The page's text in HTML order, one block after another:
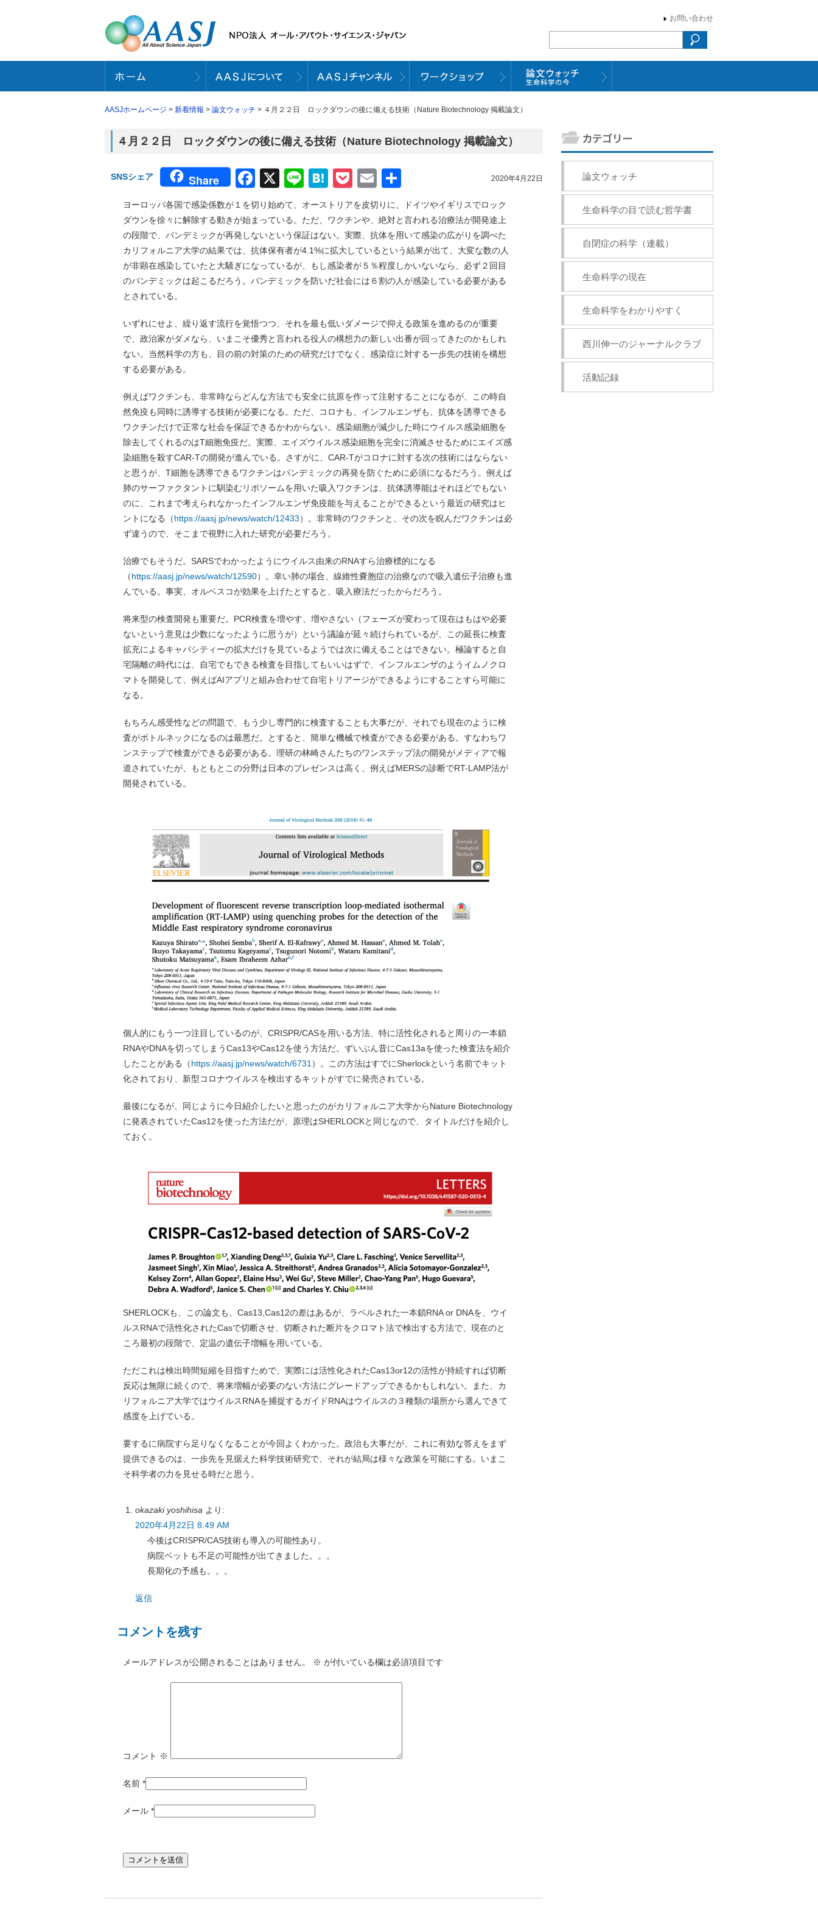
お問い合わせ
AASJホームページ > 新着情報 > 論文ウォッチ > ４月２２日 ロックダウンの後に備える技術（Nature Biotechnology 掲載論文）
４月２２日 ロックダウンの後に備える技術（Nature Biotechnology 掲載論文）
2020年4月22日
SNSシェア Share Facebook
X LineHatena
Pocket
Email
有
ヨーロッパ各国で感染係数が１を切り始めて、オーストリアを皮切りに、ドイツやイギリスでロック
ダウンを徐々に解除する動きが始まっている。ただ、ワクチンや、絶対と言われる治療法が開発途上
の段階で、パンデミックが再発しないという保証はない。実際、抗体を用いて感染の広がりを調べた
カリフォルニア大学の結果では、抗体保有者が4.1%に拡大しているという結果が出て、大変な数の人
が非顕在感染していたと大騒ぎになっているが、もし感染者が５％程度しかいないなら、必ず２回目
のパンデミックは起こるだろう。パンデミックを防いだ社会には６割の人が感染している必要がある
とされている。
いずれにせよ、繰り返す流行を覚悟つつ、それを最も低いダメージで抑える政策を進めるのが重要
で、政治家がダメなら、いまこそ優秀と言われる役人の構想力の新しい出番が回ってきたのかもしれ
ない。当然科学の方も、目の前の対策のための研究だけでなく、感染症に対する一歩先の技術を構想
する必要がある。
例えばワクチンも、非常時ならどんな方法でも安全に抗原を作って注射することになるが、この時自
然免疫も同時に誘導する技術が必要になる。ただ、コロナも、インフルエンザも、抗体を誘導できる
ワクチンだけで正常な社会を保証できるかわからない。感染細胞が減少した時にウイルス感染細胞を
除去してくれるのはT細胞免疫だ。実際、エイズウイルス感染細胞を完全に消滅させるためにエイズ感
染細胞を殺すCAR-Tの開発が進んでいる。さすがに、CAR-Tがコロナに対する次の技術にはならない
と思うが、T細胞を誘導できるワクチンはパンデミックの再発を防ぐために必須になるだろう。例えば
肺のサーファクタントに馴染むリポソームを用いた吸入ワクチンは、抗体誘導能はそれほどでもない
のに、これまで考えられなかったインフルエンザ免疫能を与えることができるという最近の研究はヒ
ントになる（https://aasj.jp/news/watch/12433）。非常時のワクチンと、その次を睨んだワクチンは必
ず違うので、そこまで視野に入れた研究が必要だろう。
治療でもそうだ。SARSでわかったようにウイルス由来のRNAすら治療標的になる
（https://aasj.jp/news/watch/12590）。幸い肺の場合、線維性嚢胞症の治療なので吸入遺伝子治療も進
んでいる。事実、オルベスコが効果を上げたとすると、吸入療法だったからだろう。
将来型の検査開発も重要だ。PCR検査を増やす、増やさない（フェーズが変わって現在はもはや必要
ないという意見は少数になったように思うが）という議論が延々続けられているが、この延長に検査
拡充によるキャパシティーの拡大だけを見ているようでは次に備えることはできない。極論すると自
宅隔離の時代には、自宅でもできる検査を目指してもいいはずで、インフルエンザのようイムノクロ
マトを開発して、例えばAIアプリと組み合わせて自宅トリアージができるようにすることすら可能に
なる。
もちろん感受性などの問題で、もう少し専門的に検査することも大事だが、それでも現在のように検
査がボトルネックになるのは最悪だ。とすると、簡単な機械で検査ができる必要がある。すなわちワ
ンステップで検査ができる必要がある。理研の林崎さんたちのワンステップ法の開発がメディアで報
道されていたが、もともとこの分野は日本のプレゼンスは高く、例えばMERSの診断でRT-LAMP法が
開発されている。
個人的にもう一つ注目しているのが、CRISPR/CASを用いる方法、特に活性化されると周りの一本鎖
RNAやDNAを切ってしまうCas13やCas12を使う方法だ。ずいぶん昔にCas13aを使った検査法を紹介
したことがある（https://aasj.jp/news/watch/6731 ）。この方法はすでにSherlockという名前でキット
化されており、新型コロナウイルスを検出するキットがすでに発売されている。
最後になるが、同じように今日紹介したいと思ったのがカリフォルニア大学からNature Biotechnology
に発表されていたCas12を使った方法だが、原理はSHERLOCKと同じなので、タイトルだけを紹介し
ておく。
SHERLOCKも、この論文も、Cas13,Cas12の差はあるが、ラベルされた一本鎖RNA or DNAを、ウイ
ルスRNAで活性化されたCasで切断させ、切断された断片をクロマト法で検出する方法で、現在のと
ころ最初の段階で、定温の遺伝子増幅を用いている。
ただこれは検出時間短縮を目指すためで、実際には活性化されたCas13or12の活性が持続すれば切断
反応は無限に続くので、将来増幅が必要のない方法にグレードアップできるかもしれない。また、カ
リフォルニア大学ではウイルスRNAを捕捉するガイドRNAはウイルスの３種類の場所から選んできて
感度を上げている。
要するに病院すら足りなくなることが今回よくわかった。政治も大事だが、これに有効な答えをまず
提供できるのは、一歩先を見据えた科学技術研究で、それが結局は様々な政策を可能にする。いまこ
そ科学者の力を見せる時だと思う。
okazaki yoshihisa より:
2020年4月22日 8:49 AM
今後はCRISPR/CAS技術も導入の可能性あり。
病院ベットも不足の可能性が出てきました。。。
長期化の予感も。。。
返信
コメントを残す
メールアドレスが公開されることはありません。 ※ が付いている欄は必須項目です
コメント ※
名前 *
メール *
論文ウォッチ
生命科学の目で読む哲学書
自閉症の科学（連載）
生命科学の現在
生命科学をわかりやすく
西川伸一のジャーナルクラブ
活動記録